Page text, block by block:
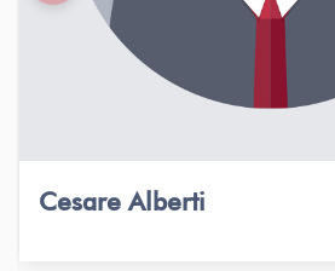
Cesare Alberti